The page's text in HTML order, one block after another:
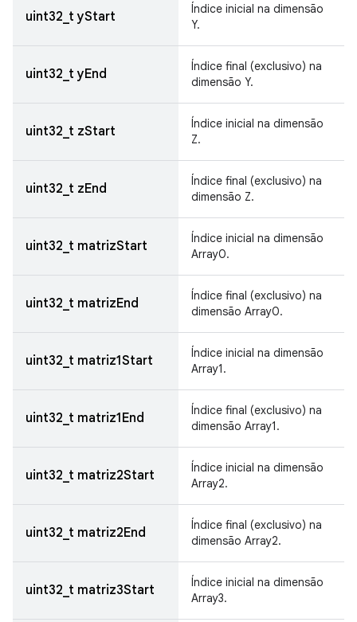
uint32_t yStart
Índice inicial na dimensão
Y.
uint32_t yEnd
Índice final (exclusivo) na
dimensão Y.
uint32_t zStart
Índice inicial na dimensão
Z.
uint32_t zEnd
Índice final (exclusivo) na
dimensão Z.
uint32_t matrizStart
Índice inicial na dimensão
Array0.
uint32_t matrizEnd
Índice final (exclusivo) na
dimensão Array0.
uint32_t matriz1Start
Índice inicial na dimensão
Array1.
uint32_t matriz1End
Índice final (exclusivo) na
dimensão Array1.
uint32_t matriz2Start
Índice inicial na dimensão
Array2.
uint32_t matriz2End
Índice final (exclusivo) na
dimensão Array2.
uint32_t matriz3Start
Índice inicial na dimensão
Array3.